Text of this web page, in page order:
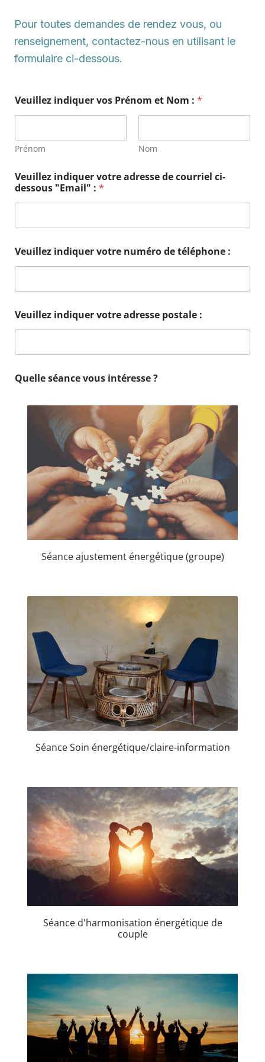
Pour toutes demandes de rendez vous, ou
renseignement, contactez-nous en utilisant le
formulaire ci-dessous.
Veuillez indiquer vos Prénom et Nom : *
Prénom Nom
Veuillez indiquer votre adresse de courriel ci-
dessous "Email" : *
Veuillez indiquer votre numéro de téléphone :
Veuillez indiquer votre adresse postale :
Quelle séance vous intéresse ?
Séance ajustement énergétique (groupe)
Séance Soin énergétique/claire-information
Séance d'harmonisation énergétique de
couple